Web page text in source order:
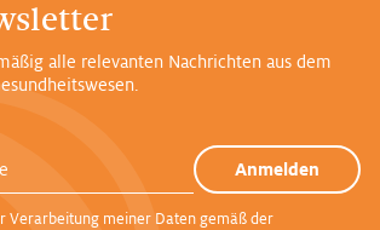
alle relevanten Nachrichten aus dem
Anmelden
Verarbeitung meiner Daten gemäß der